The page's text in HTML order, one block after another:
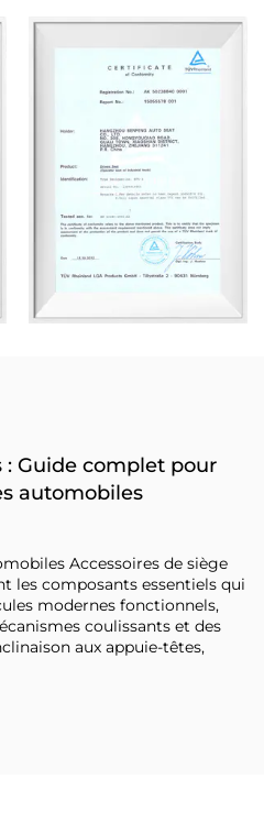
: Guide complet pour
automobiles
Accessoires de siège
les composants essentiels qui
modernes fonctionnels,
coulissants et des
aux appuie-têtes,